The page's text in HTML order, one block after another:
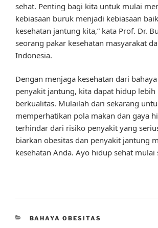
sehat. Penting bagi kita untuk mulai
kebiasaan buruk menjadi kebiasaan
kesehatan jantung kita,” kata Prof. Dr.
seorang pakar kesehatan masyarakat
Indonesia.
Dengan menjaga kesehatan dari
penyakit jantung, kita dapat hidup lebih
berkualitas. Mulailah dari sekarang
memperhatikan pola makan dan gaya
terhindar dari risiko penyakit yang
biarkan obesitas dan penyakit jantung
kesehatan Anda. Ayo hidup sehat mulai
CATEGORIES
BAHAYA OBESITAS